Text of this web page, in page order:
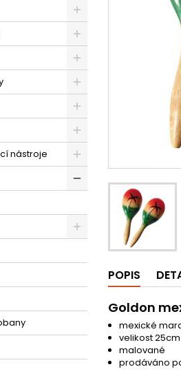
nástroje
POPIS
Goldon
mexické
velikost 25cm
malované
prodáváno